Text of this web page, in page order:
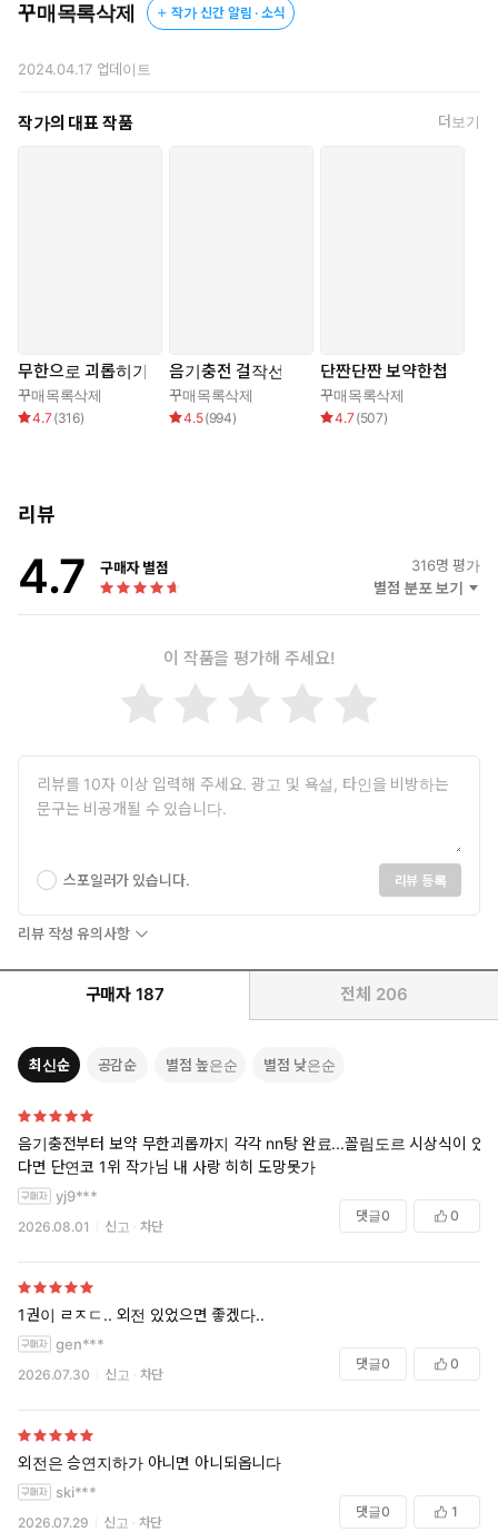
3. 음침한 스토커에겐 참교육이 필요해! (김승연X연지하)
좋아하는 연예인을 스토킹하는 전업 스토커 지하. 그의 음침한
이 나는데!
[고민 해결사 최면 능욕 어플에 오신 것을 환영합니다!]
[‘박준호’ 님의 인격이 변화하고 있습니다.]
[‘박준호’ 님에게 새로운 목표가 부여됩니다.]
#최면개조 #갱뱅 #하드코어 #시스템 #아저씨수
5. 촉수 몬스터의 신부가 된 요르드의 신혼 생활은 달콤해! (제이
드X요르드)
르드의 즐거운 일상이 담긴 소중한 편지를 첨부합니다.
#인외공 #인간수 #다정공 #다정수 #산란
꾸매목록삭제 작가 신간 알림 · 소식
2024.04.17업데이트
작가의 대표 작품 더보기
무한으로 괴롭히기
꾸매목록삭제
4.7 (316)
음기충전 걸작선
꾸매목록삭제
4.5(994)
단짠단짠 보약한첩
꾸매목록삭제
4.7 (507)
리뷰
4.7 구매자 별점 316명 평가
별점 분포 보기
이 작품을 평가해 주세요!
스포일러가 있습니다. 리뷰 등록
리뷰 작성 유의사항
구매자 187 전체 206
최신순 공감순 별점 높은순 별점 낮은순
음기충전부터 보약 무한괴롭까지 각각 nn탕 완료...꼴림도르 시상식이 있
다면 단연코 1위 작가님 내 사랑 히히 도망못가
yj9***
2026.08.01 신고 차단
댓글0 0
1권이 ㄹㅈㄷ.. 외전 있었으면 좋겠다..
gen***
2026.07.30 신고 차단
댓글0 0
외전은 승연지하가 아니면 아니되옵니다
ski***
2026.07.29 신고 차단
댓글0 1